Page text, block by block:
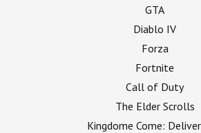
GTA
Diablo IV
Forza
Fortnite
Call of Duty
The Elder Scrolls
Kingdome Come: